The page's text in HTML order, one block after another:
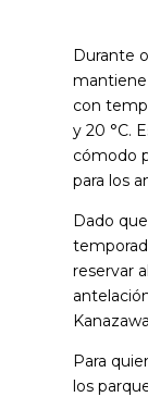
Durante
con
y 20 °C.
cómodo
para los
Dado
reservar
Para
los